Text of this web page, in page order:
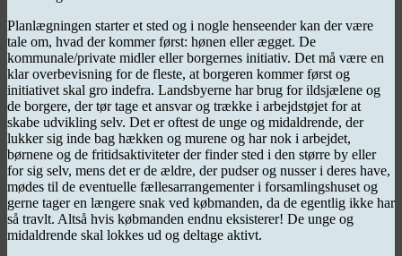
Planlægningen starter et sted og i nogle henseender kan der være
tale om, hvad der kommer først: hønen eller ægget. De
kommunale/private midler eller borgernes initiativ. Det må være en
klar overbevisning for de fleste, at borgeren kommer først og
initiativet skal gro indefra. Landsbyerne har brug for ildsjælene og
de borgere, der tør tage et ansvar og trække i arbejdstøjet for at
skabe udvikling selv. Det er oftest de unge og midaldrende, der
lukker sig inde bag hækken og murene og har nok i arbejdet,
børnene og de fritidsaktiviteter der finder sted i den større by eller
for sig selv, mens det er de ældre, der pudser og nusser i deres have,
mødes til de eventuelle fællesarrangementer i forsamlingshuset og
gerne tager en længere snak ved købmanden, da de egentlig ikke har
så travlt. Altså hvis købmanden endnu eksisterer! De unge og
midaldrende skal lokkes ud og deltage aktivt.